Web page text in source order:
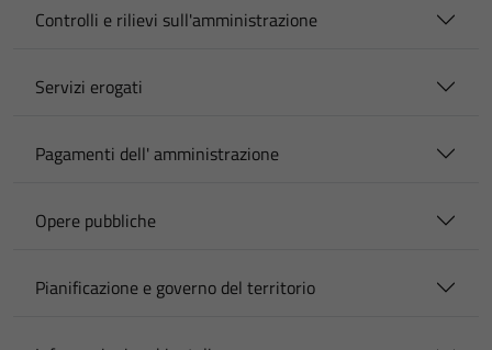
Controlli e rilievi sull'amministrazione
Servizi erogati
Pagamenti dell' amministrazione
Opere pubbliche
Pianificazione e governo del territorio